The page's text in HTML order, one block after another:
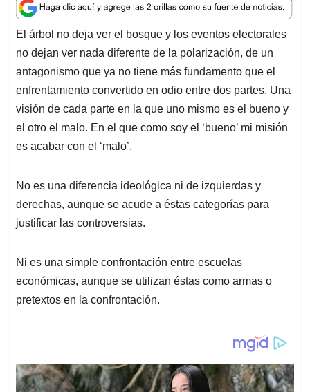
a
t
s
A
p
p
c
e
b
o
o
k
n
k
e
d
I
n
a
i
l
r
e
a
d
s
El árbol no deja ver el bosque y los eventos electorales
no dejan ver nada diferente de la polarización, de un
antagonismo que ya no tiene más fundamento que el
enfrentamiento convertido en odio entre dos partes. Una
visión de cada parte en la que uno mismo es el bueno y
el otro el malo. En el que como soy el ‘bueno’ mi misión
es acabar con el ‘malo’.
No es una diferencia ideológica ni de izquierdas y
derechas, aunque se acude a éstas categorías para
justificar las controversias.
Ni es una simple confrontación entre escuelas
económicas, aunque se utilizan éstas como armas o
pretextos en la confrontación.